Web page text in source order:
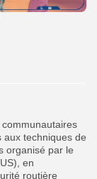
techniques de
organisé par le
en
routière